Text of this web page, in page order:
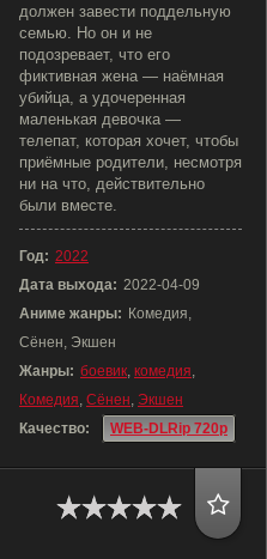
должен завести поддельную
семью. Но он и не
подозревает, что его
фиктивная жена — наёмная
убийца, а удочеренная
маленькая девочка —
телепат, которая хочет, чтобы
приёмные родители, несмотря
ни на что, действительно
были вместе.
Год: 2022
Дата выхода: 2022-04-09
Аниме жанры: Комедия,
Сёнен, Экшен
Жанры: боевик, комедия,
Комедия, Сёнен, Экшен
Качество:
WEB-DLRip 720p